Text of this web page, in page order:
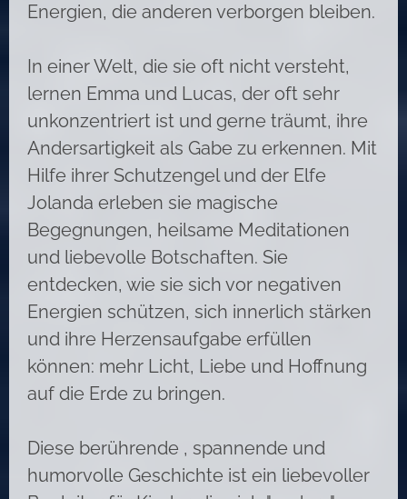
Energien, die anderen verborgen bleiben.
In einer Welt, die sie oft nicht versteht,
lernen Emma und Lucas, der oft sehr
unkonzentriert ist und gerne träumt, ihre
Andersartigkeit als Gabe zu erkennen. Mit
Hilfe ihrer Schutzengel und der Elfe
Jolanda erleben sie magische
Begegnungen, heilsame Meditationen
und liebevolle Botschaften. Sie
entdecken, wie sie sich vor negativen
Energien schützen, sich innerlich stärken
und ihre Herzensaufgabe erfüllen
können: mehr Licht, Liebe und Hoffnung
auf die Erde zu bringen.
Diese berührende , spannende und
humorvolle Geschichte ist ein liebevoller